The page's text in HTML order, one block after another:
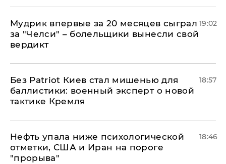
Мудрик впервые за 20 месяцев сыграл
за "Челси" – болельщики вынесли свой
вердикт
19:02
​Без Patriot Киев стал мишенью для
баллистики: военный эксперт о новой
тактике Кремля
18:57
Нефть упала ниже психологической
отметки, США и Иран на пороге
"прорыва"
18:46